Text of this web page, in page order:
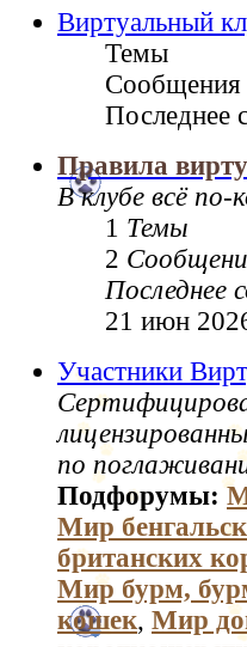
Виртуальный
Темы
Сообщения
Последнее
Правила
В клубе всё
1 Темы
2
Последнее
21 июн
Участники
по
Подфорумы:
Мир
британских
Мир бурм,
кошек, Мир